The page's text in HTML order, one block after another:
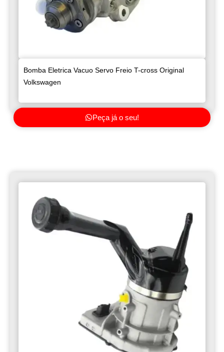
Bomba Eletrica Vacuo Servo Freio T-cross Original
Volkswagen
Peça já o seu!